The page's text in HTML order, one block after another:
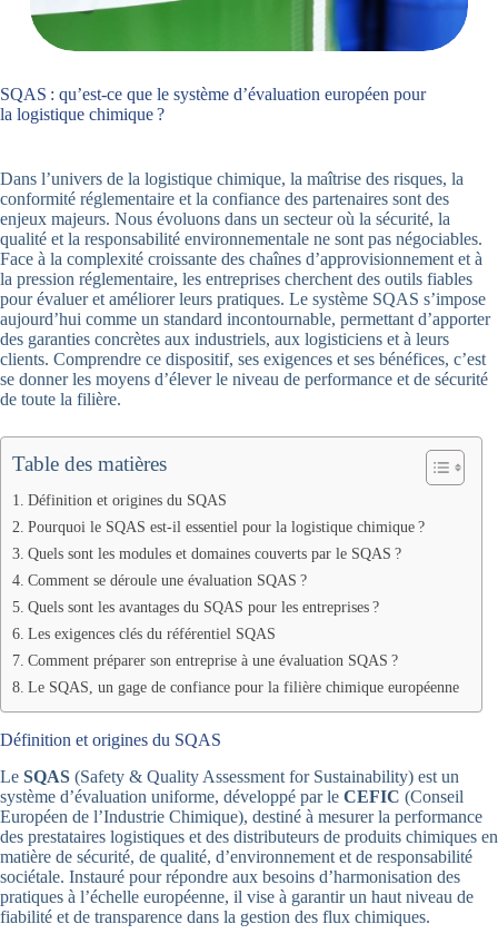
SQAS : qu’est‑ce que le système d’évaluation européen pour
la logistique chimique ?
Dans l’univers de la logistique chimique, la maîtrise des risques, la
conformité réglementaire et la confiance des partenaires sont des
enjeux majeurs. Nous évoluons dans un secteur où la sécurité, la
qualité et la responsabilité environnementale ne sont pas négociables.
Face à la complexité croissante des chaînes d’approvisionnement et à
la pression réglementaire, les entreprises cherchent des outils fiables
pour évaluer et améliorer leurs pratiques. Le système SQAS s’impose
aujourd’hui comme un standard incontournable, permettant d’apporter
des garanties concrètes aux industriels, aux logisticiens et à leurs
clients. Comprendre ce dispositif, ses exigences et ses bénéfices, c’est
se donner les moyens d’élever le niveau de performance et de sécurité
de toute la filière.
Table des matières
Définition et origines du SQAS
Pourquoi le SQAS est-il essentiel pour la logistique chimique ?
Quels sont les modules et domaines couverts par le SQAS ?
Comment se déroule une évaluation SQAS ?
Quels sont les avantages du SQAS pour les entreprises ?
Les exigences clés du référentiel SQAS
Comment préparer son entreprise à une évaluation SQAS ?
Le SQAS, un gage de confiance pour la filière chimique européenne
Définition et origines du SQAS
Le SQAS (Safety & Quality Assessment for Sustainability) est un
système d’évaluation uniforme, développé par le CEFIC (Conseil
Européen de l’Industrie Chimique), destiné à mesurer la performance
des prestataires logistiques et des distributeurs de produits chimiques en
matière de sécurité, de qualité, d’environnement et de responsabilité
sociétale. Instauré pour répondre aux besoins d’harmonisation des
pratiques à l’échelle européenne, il vise à garantir un haut niveau de
fiabilité et de transparence dans la gestion des flux chimiques.